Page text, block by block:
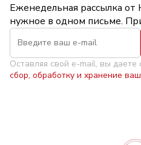
Еженедельная рассылка
нужное в одном письме.
Оставляя свой e-mail, вы даете
сбор, обработку и хранение